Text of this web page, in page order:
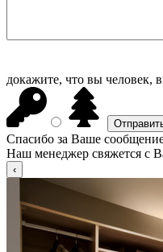
докажите, что вы человек,
Спасибо за Ваше
Наш менеджер свяжется с